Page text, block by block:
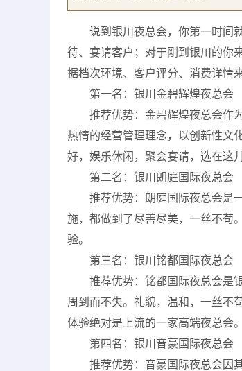
说到银川夜总会，你第一时间
待、宴请客户；对于刚到银川的你
据档次环境、客户评分、消费详情
第一名：银川金碧辉煌夜总会
推荐优势：金碧辉煌夜总会作
热情的经营管理理念，以创新性文
好，娱乐休闲，聚会宴请，选在这
第二名：银川朗庭国际夜总会
推荐优势：朗庭国际夜总会是
施，都做到了尽善尽美，一丝不苟
验。
第三名：银川铭都国际夜总会
推荐优势：铭都国际夜总会是
周到而不失。礼貌，温和，一丝不
体验绝对是上流的一家高端夜总会。
第四名：银川音豪国际夜总会
推荐优势：音豪国际夜总会因